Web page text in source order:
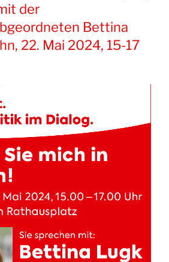
der
Bettina
22. Mai 2024, 15-17